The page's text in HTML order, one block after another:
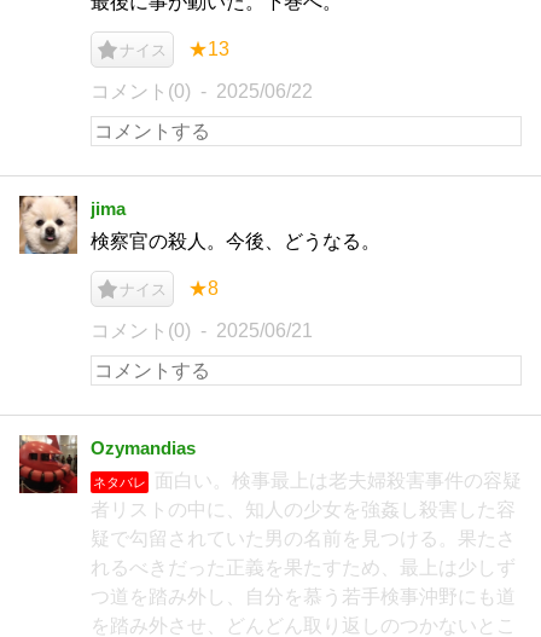
ナイス ★13
コメント(0) 2025/06/22
jima
検察官の殺人。今後、どうなる。
ナイス ★8
コメント(0) 2025/06/21
Ozymandias
ネタバレ
面白い。検事最上は老夫婦殺害事件の容疑
者リストの中に、知人の少女を強姦し殺害した容
疑で勾留されていた男の名前を見つける。果たさ
れるべきだった正義を果たすため、最上は少しず
つ道を踏み外し、自分を慕う若手検事沖野にも道
を踏み外させ、どんどん取り返しのつかないとこ